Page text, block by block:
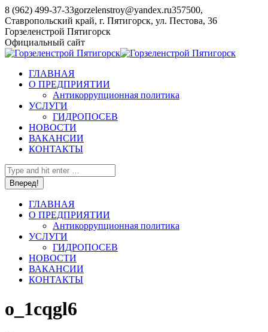
Перейти
к
содержанию
8 (962) 499-37-33gorzelenstroy@yandex.ru357500,
Ставропольский край, г. Пятигорск, ул. Пестова, 36
YouTube
page
opens
new
window
Горзеленстрой Пятигорск
Официальный сайт
ГЛАВНАЯ
О ПРЕДПРИЯТИИ
Антикоррупционная политика
УСЛУГИ
ГИДРОПОСЕВ
НОВОСТИ
ВАКАНСИИ
КОНТАКТЫ
Поиск:
ГЛАВНАЯ
О ПРЕДПРИЯТИИ
Антикоррупционная политика
УСЛУГИ
ГИДРОПОСЕВ
НОВОСТИ
ВАКАНСИИ
КОНТАКТЫ
o_1cqgl6